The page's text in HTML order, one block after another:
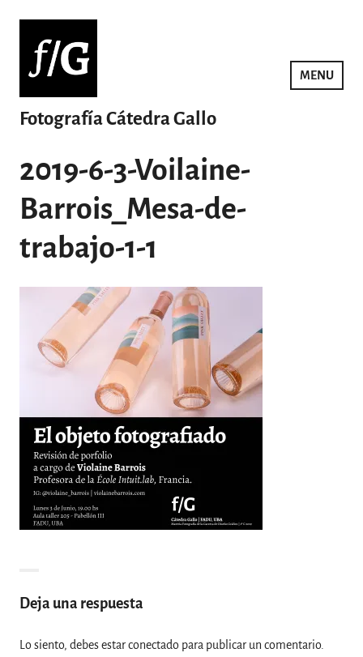
contenido
Fotografía Cátedra Gallo
MENU
2019-6-3-Voilaine-
Barrois_Mesa-de-
trabajo-1-1
Deja una respuesta
Lo siento, debes estarconectado para publicar un comentario.